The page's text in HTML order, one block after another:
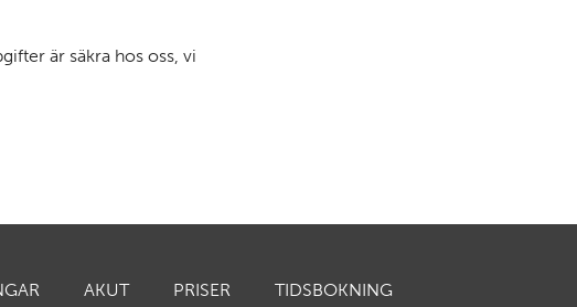
är säkra hos oss, vi
AKUT PRISER TIDSBOKNING